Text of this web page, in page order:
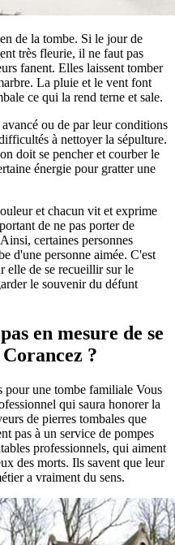
de la tombe. Si le jour de
très fleurie, il ne faut pas
fanent. Elles laissent tomber
La pluie et le vent font
ce qui la rend terne et sale.
ou de par leur conditions
à nettoyer la sépulture.
doit se pencher et courber le
énergie pour gratter une
et chacun vit et exprime
de ne pas porter de
certaines personnes
d'une personne aimée. C'est
de se recueillir sur le
le souvenir du défunt
en mesure de se
?
pour une tombe familiale Vous
qui saura honorer la
de pierres tombales que
pas à un service de pompes
professionnels, qui aiment
des morts. Ils savent que leur
a vraiment du sens.